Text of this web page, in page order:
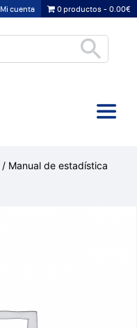
Mi cuenta 0 productos 0.00€
/ Manual de estadística